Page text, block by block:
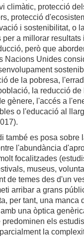
climàtic, protecció
protecció
i sostenibilitat, o
per a millorar resultats
però que
Nacions Unides
de la pobresa,
la reducció de
gènere, l'accés a
o l'educació al
també es posa sobre
l'abundància
focalitzades
museus,
de temes des d'un
arribar a grans
per tant, una manca
una òptica
els
la